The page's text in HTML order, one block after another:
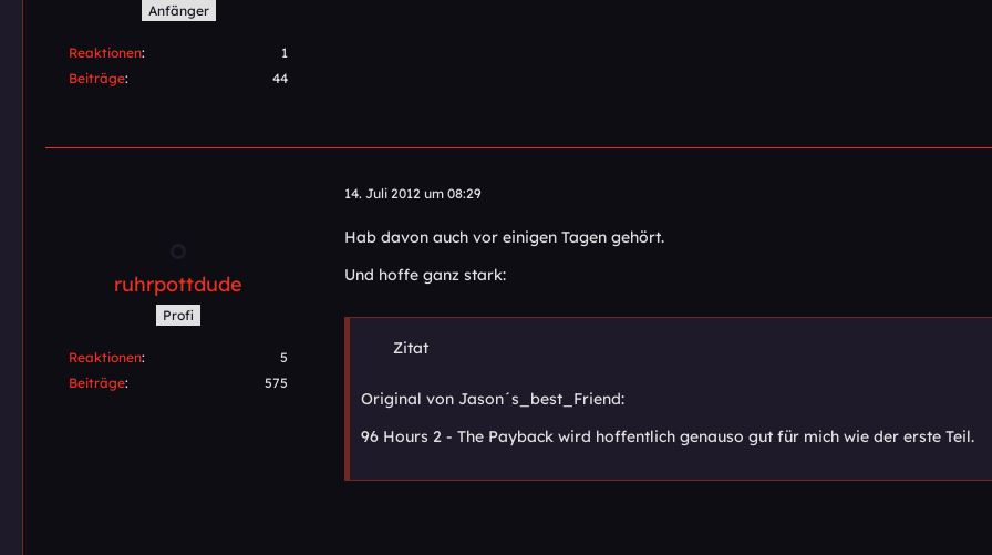
Anfänger
Reaktionen
1
Beiträge
44
ruhrpottdude
Profi
Reaktionen
5
Beiträge
575
14. Juli 2012 um 08:29
Hab davon auch vor einigen Tagen gehört.
Und hoffe ganz stark:
Zitat
Original von Jason´s_best_Friend:
96 Hours 2 - The Payback wird hoffentlich genauso gut für mich wie der erste Teil.